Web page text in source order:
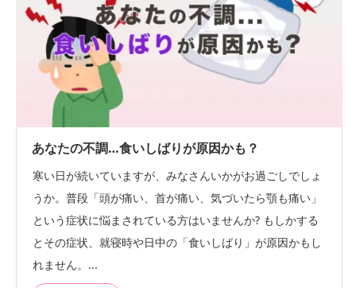
あなたの不調…食いしばりが原因かも？
寒い日が続いていますが、みなさんいかがお過ごしでしょ
うか。普段「頭が痛い、首が痛い、気づいたら顎も痛い」
という症状に悩まされている方はいませんか? もしかする
とその症状、就寝時や日中の「食いしばり」が原因かもし
れません。...